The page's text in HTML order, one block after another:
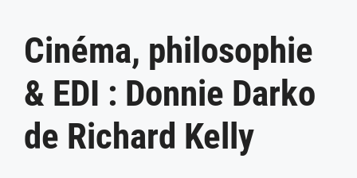
Cinéma, philosophie
& EDI : Donnie Darko
de Richard Kelly